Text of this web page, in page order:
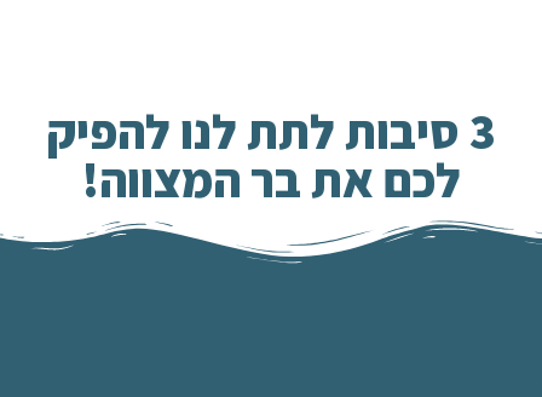
3 סיבות לתת לנו להפיק
לכם את בר המצווה!